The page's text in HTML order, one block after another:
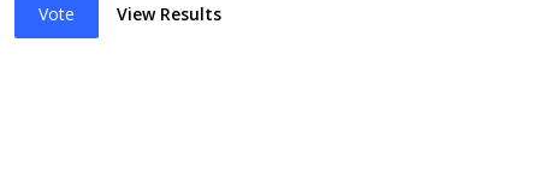
Vote View Results